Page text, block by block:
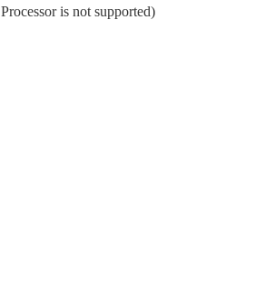
is not supported)